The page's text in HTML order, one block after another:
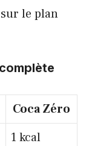
le plan
Coca Zéro
1 kcal